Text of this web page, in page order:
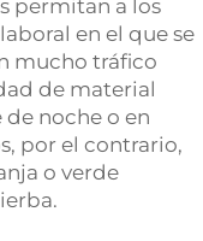
permitan a los
en el que se
mucho tráfico
de material
noche o en
por el contrario,
o verde